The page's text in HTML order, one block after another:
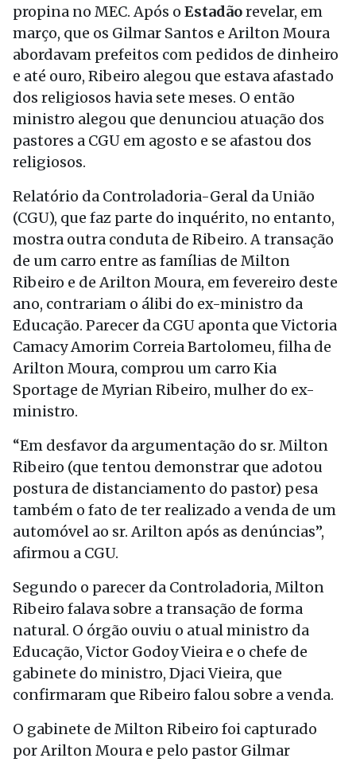
propina no MEC. Após o Estadãorevelar, em
março, que os Gilmar Santos e Arilton Moura
abordavam prefeitos com pedidos de dinheiro
e até ouro, Ribeiro alegou que estava afastado
dos religiosos havia sete meses. O então
ministro alegou que denunciou atuação dos
pastores a CGU em agosto e se afastou dos
religiosos.
Relatório da Controladoria-Geral da União
(CGU), que faz parte do inquérito, no entanto,
mostra outra conduta de Ribeiro. A transação
de um carro entre as famílias de Milton
Ribeiro e de Arilton Moura, em fevereiro deste
ano, contrariam o álibi do ex-ministro da
Educação. Parecer da CGU aponta que Victoria
Camacy Amorim Correia Bartolomeu, filha de
Arilton Moura, comprou um carro Kia
Sportage de Myrian Ribeiro, mulher do ex-
ministro.
“Em desfavor da argumentação do sr. Milton
Ribeiro (que tentou demonstrar que adotou
postura de distanciamento do pastor) pesa
também o fato de ter realizado a venda de um
automóvel ao sr. Arilton após as denúncias”,
afirmou a CGU.
Segundo o parecer da Controladoria, Milton
Ribeiro falava sobre a transação de forma
natural. O órgão ouviu o atual ministro da
Educação, Victor Godoy Vieira e o chefe de
gabinete do ministro, Djaci Vieira, que
confirmaram que Ribeiro falou sobre a venda.
O gabinete de Milton Ribeiro foi capturado
por Arilton Moura e pelo pastor Gilmar